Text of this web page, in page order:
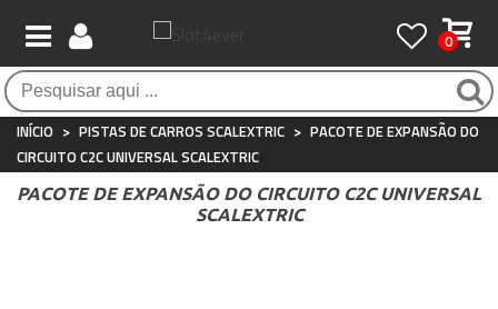
0
Atendimento ao Cliente
Whatsapp+34 697 854 500
Frete grátis / 24 horas
Para compras acima de €90
Pagamento 100% seguro
Compras seguras com SSL o tempo todo
INÍCIO > PISTAS DE CARROS SCALEXTRIC > PACOTE DE EXPANSÃO DO
CIRCUITO C2C UNIVERSAL SCALEXTRIC
PACOTE DE EXPANSÃO DO CIRCUITO C2C UNIVERSAL
SCALEXTRIC